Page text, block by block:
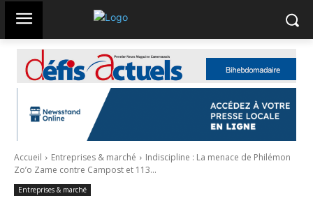
Accueil Entreprises & marché
Indiscipline : La menace de Philémon
Zo’o Zame contre Campost et 113...
Entreprises & marché